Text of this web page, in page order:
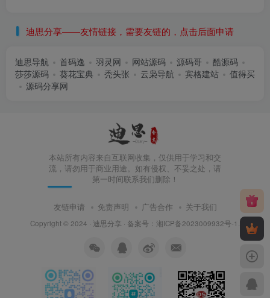
迪思分享——友情链接，需要友链的，点击后面申请
迪思导航 首码逸 羽灵网 网站源码 源码哥
酷源码
莎莎源码
葵花宝典 秃头张 云枭导航 宾格建站
值得买
源码分享网
本站所有内容来自互联网收集，仅供用于学习和交
流，请勿用于商业用途。如有侵权、不妥之处，请
第一时间联系我们删除！
友链申请 免责声明 广告合作 关于我们
Copyright © 2024 · 迪思分享 · 备案号： 湘ICP备2023009932号-1 .